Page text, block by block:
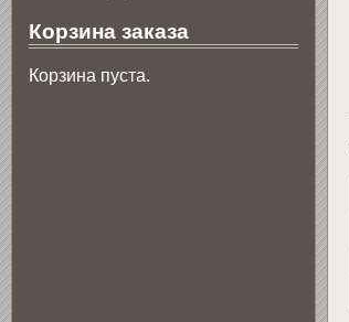
Корзина заказа
Корзина пуста.